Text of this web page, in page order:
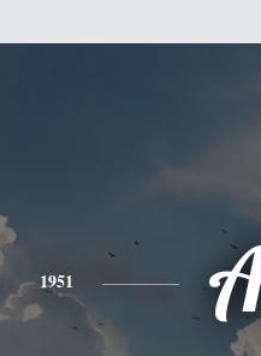
1951